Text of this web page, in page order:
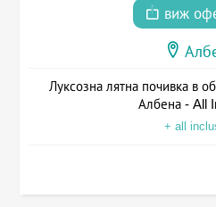
виж
Луксозна лятна почивка в
Албена - All
+ all